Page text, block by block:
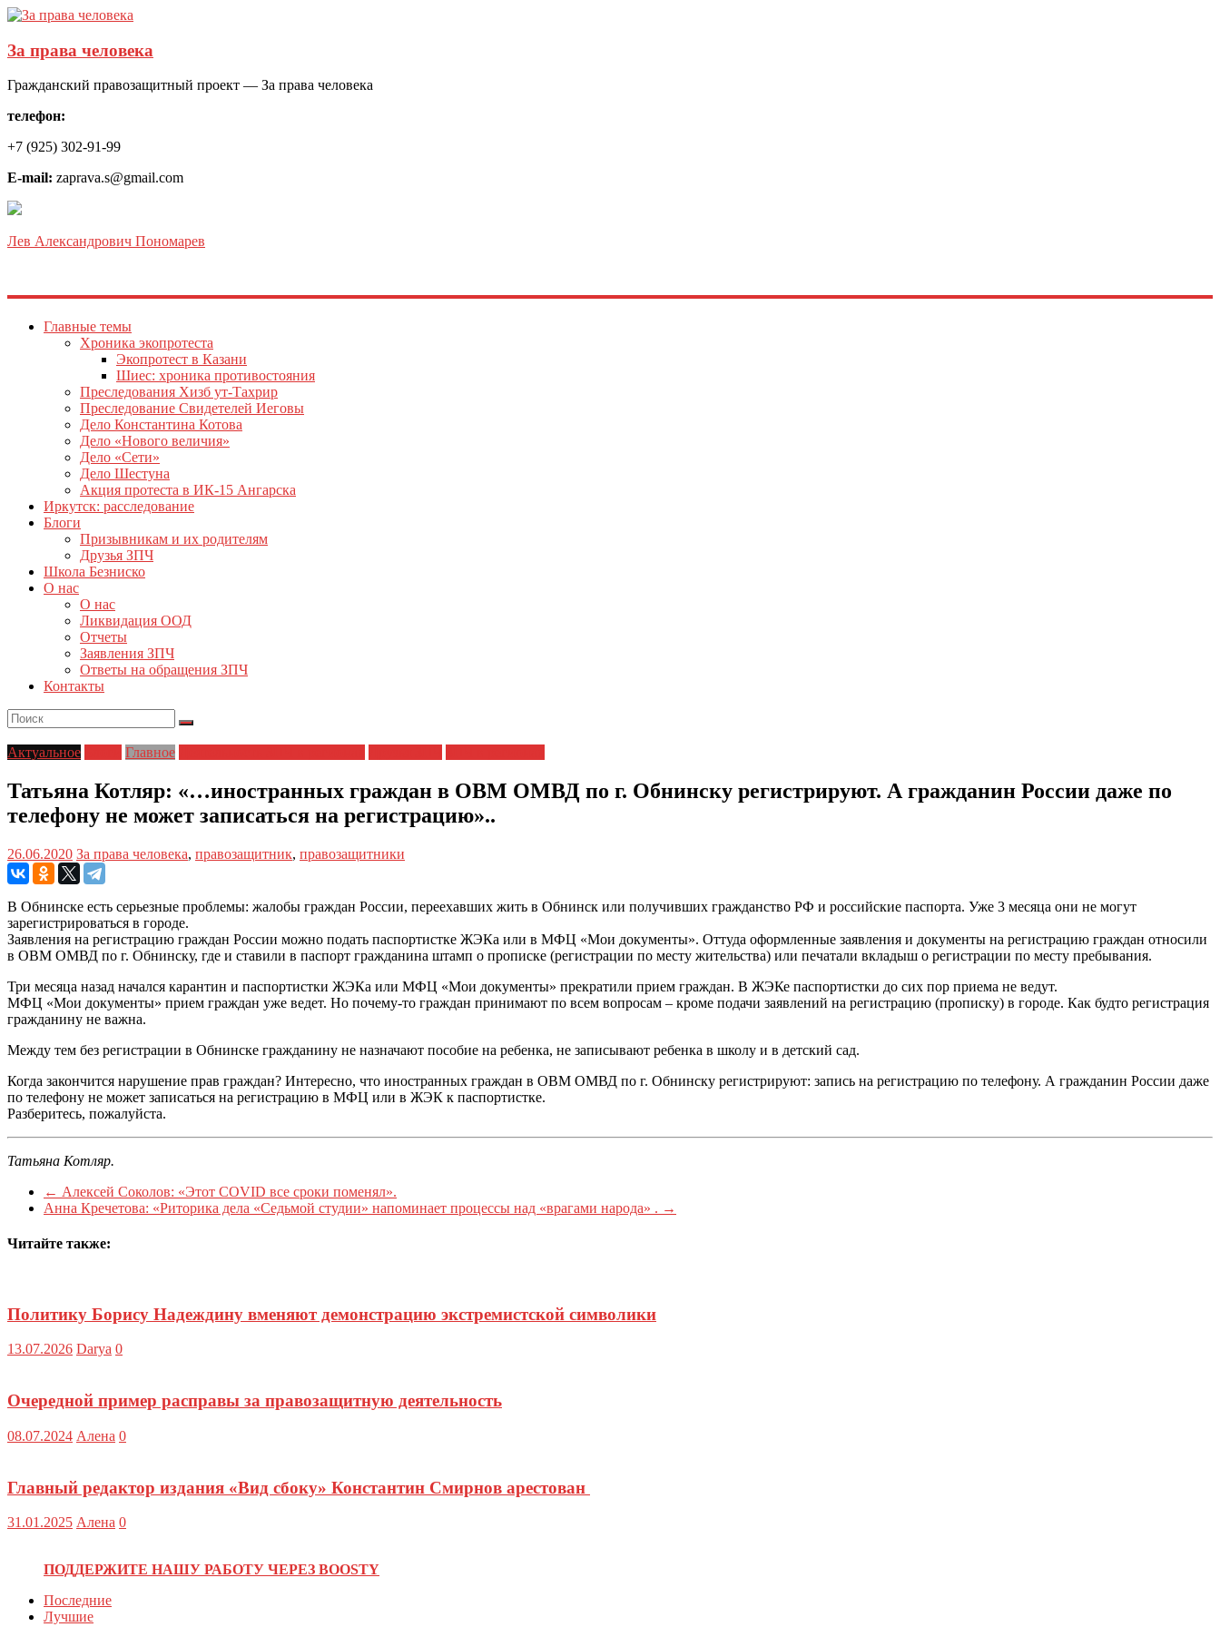
За права человека
Гражданский правозащитный проект — За права человека
телефон:
+7 (925) 302-91-99
E-mail: zaprava.s@gmail.com
Лев Александрович Пономарев
Главные темы
Хроника экопротеста
Экопротест в Казани
Шиес: хроника противостояния
Преследования Хизб ут-Тахрир
Преследование Свидетелей Иеговы
Дело Константина Котова
Дело «Нового величия»
Дело «Сети»
Дело Шестуна
Акция протеста в ИК-15 Ангарска
Иркутск: расследование
Блоги
Призывникам и их родителям
Друзья ЗПЧ
Школа Безниско
О нас
О нас
Ликвидация ООД
Отчеты
Заявления ЗПЧ
Ответы на обращения ЗПЧ
Контакты
Актуальное Главное
Татьяна Котляр: «…иностранных граждан в ОВМ ОМВД по г. Обнинску регистрируют. А гражданин России даже по
телефону не может записаться на регистрацию»..
26.06.2020 За права человека, правозащитник, правозащитники
В Обнинске есть серьезные проблемы: жалобы граждан России, переехавших жить в Обнинск или получивших гражданство РФ и российские паспорта. Уже 3 месяца они не могут
зарегистрироваться в городе.
Заявления на регистрацию граждан России можно подать паспортистке ЖЭКа или в МФЦ «Мои документы». Оттуда оформленные заявления и документы на регистрацию граждан относили
в ОВМ ОМВД по г. Обнинску, где и ставили в паспорт гражданина штамп о прописке (регистрации по месту жительства) или печатали вкладыш о регистрации по месту пребывания.
Три месяца назад начался карантин и паспортистки ЖЭКа или МФЦ «Мои документы» прекратили прием граждан. В ЖЭКе паспортистки до сих пор приема не ведут.
МФЦ «Мои документы» прием граждан уже ведет. Но почему-то граждан принимают по всем вопросам – кроме подачи заявлений на регистрацию (прописку) в городе. Как будто регистрация
гражданину не важна.
Между тем без регистрации в Обнинске гражданину не назначают пособие на ребенка, не записывают ребенка в школу и в детский сад.
Когда закончится нарушение прав граждан? Интересно, что иностранных граждан в ОВМ ОМВД по г. Обнинску регистрируют: запись на регистрацию по телефону. А гражданин России даже
по телефону не может записаться на регистрацию в МФЦ или в ЖЭК к паспортистке.
Разберитесь, пожалуйста.
Татьяна Котляр.
← Алексей Соколов: «Этот COVID все сроки поменял».
Анна Кречетова: «Риторика дела «Седьмой студии» напоминает процессы над «врагами народа» . →
Читайте также:
Политику Борису Надеждину вменяют демонстрацию экстремистской символики
13.07.2026 Darya 0
Очередной пример расправы за правозащитную деятельность
08.07.2024 Алена 0
Главный редактор издания «Вид сбоку» Константин Смирнов арестован
31.01.2025 Алена 0
ПОДДЕРЖИТЕ НАШУ РАБОТУ ЧЕРЕЗ BOOSTY
Последние
Лучшие